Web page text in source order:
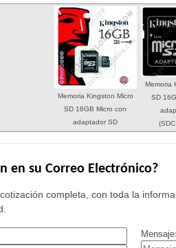
Memoria Kingston Micro
SD 16GB Micro con
adaptador SD
Memoria
SD
en su Correo Electrónico?
completa, con toda la